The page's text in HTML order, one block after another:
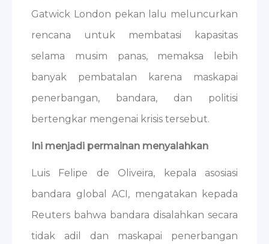
Gatwick London pekan lalu meluncurkan
rencana untuk membatasi kapasitas
selama musim panas, memaksa lebih
banyak pembatalan karena maskapai
penerbangan, bandara, dan politisi
bertengkar mengenai krisis tersebut.
Ini menjadi permainan menyalahkan
Luis Felipe de Oliveira, kepala asosiasi
bandara global ACI, mengatakan kepada
Reuters bahwa bandara disalahkan secara
tidak adil dan maskapai penerbangan